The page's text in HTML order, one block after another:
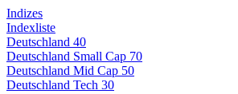
Indizes
Indexliste
Deutschland 40
Deutschland Small Cap 70
Deutschland Mid Cap 50
Deutschland Tech 30